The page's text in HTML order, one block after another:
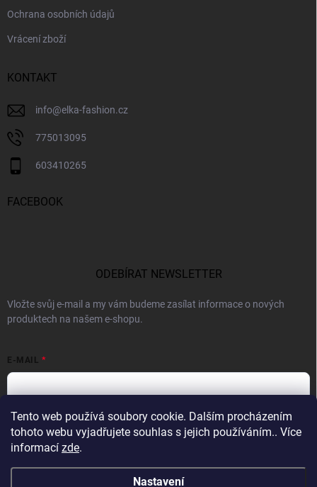
Tento web používá soubory cookie. Dalším procházením
tohoto webu vyjadřujete souhlas s jejich používáním.. Více
informací zde.
Nastavení
Ochrana osobních údajů
Vrácení zboží
KONTAKT
info@elka-fashion.cz
775013095
603410265
FACEBOOK
ODEBÍRAT NEWSLETTER
Vložte svůj e-mail a my vám budeme zasílat informace o nových
produktech na našem e-shopu.
E-MAIL
Vložením e-mailu souhlasíte spodmínkami ochrany osobních údajů
Přihlásit se